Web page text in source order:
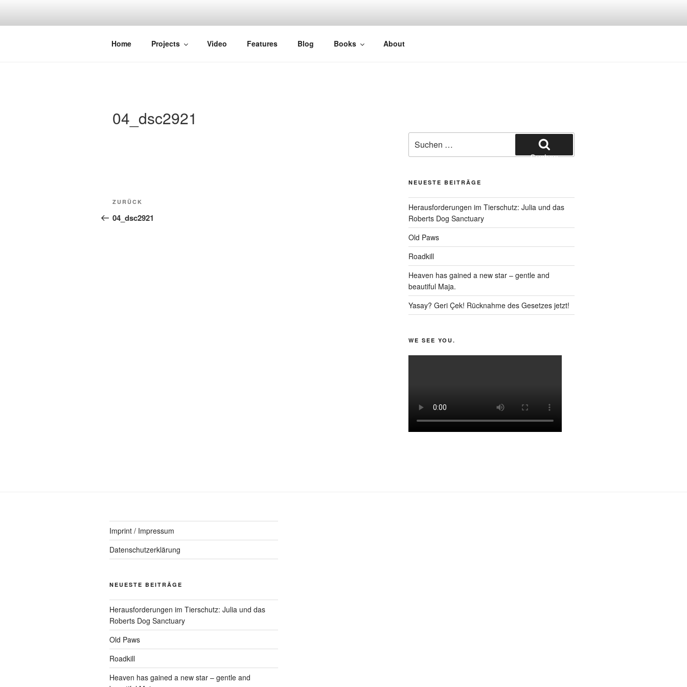
STRAYDOK
Home Projects Video Features Blog Books About
04_dsc2921
Beitragsnavigation
Vorheriger
Beitrag
ZURÜCK
04_dsc2921
nach:
Suchen
NEUESTE BEITRÄGE
Herausforderungen im Tierschutz: Julia und das
Roberts Dog Sanctuary
Old Paws
Roadkill
Heaven has gained a new star – gentle and
beautiful Maja.
Yasay? Geri Çek! Rücknahme des Gesetzes jetzt!
WE SEE YOU.
Imprint / Impressum
Datenschutzerklärung
NEUESTE BEITRÄGE
Herausforderungen im Tierschutz: Julia und das
Roberts Dog Sanctuary
Old Paws
Roadkill
Heaven has gained a new star – gentle and